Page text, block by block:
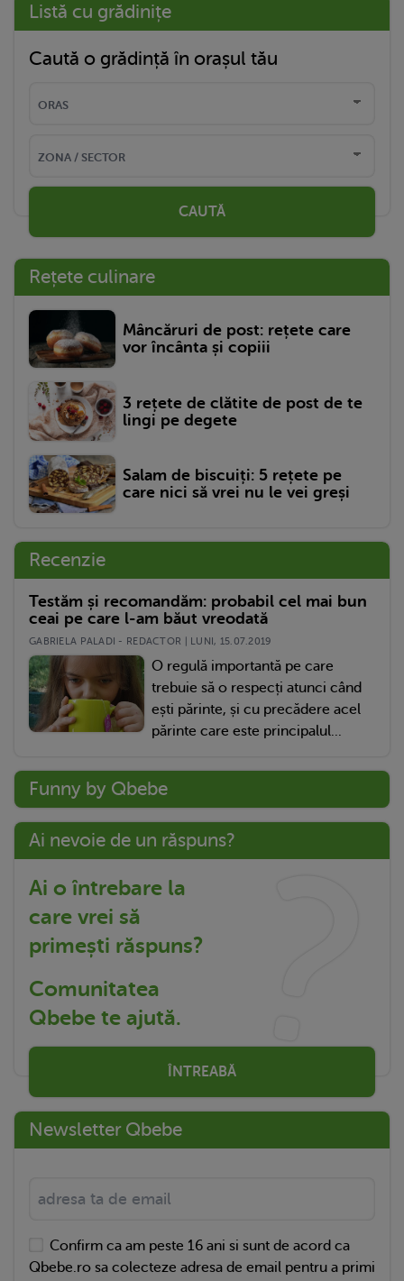
Listă cu grădinițe
Caută o grădință în orașul tău
CAUTĂ
Rețete culinare
Mâncăruri de post: rețete care
vor încânta și copiii
3 rețete de clătite de post de te
lingi pe degete
Salam de biscuiți: 5 rețete pe
care nici să vrei nu le vei greși
Recenzie
Testăm și recomandăm: probabil cel mai bun
ceai pe care l-am băut vreodată
GABRIELA PALADI - REDACTOR | LUNI, 15.07.2019
O regulă importantă pe care
trebuie să o respecți atunci când
ești părinte, și cu precădere acel
părinte care este principalul...
Funny by Qbebe
Ai nevoie de un răspuns?
Ai o întrebare la
care vrei să
primești răspuns?
Comunitatea
Qbebe te ajută.
ÎNTREABĂ
Newsletter Qbebe
Confirm ca am peste 16 ani si sunt de acord ca
Qbebe.ro sa colecteze adresa de email pentru a primi